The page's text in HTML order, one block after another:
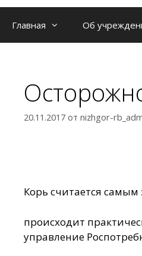
Главная Об
20.11.2017 от nizhgor-
Корь считается
происходит
управление